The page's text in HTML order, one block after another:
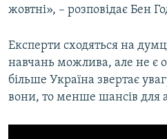
жовтні», – розповідає Бен
Експерти сходяться на
навчань можлива, але не є
більше Україна звертає
вони, то менше шансів для